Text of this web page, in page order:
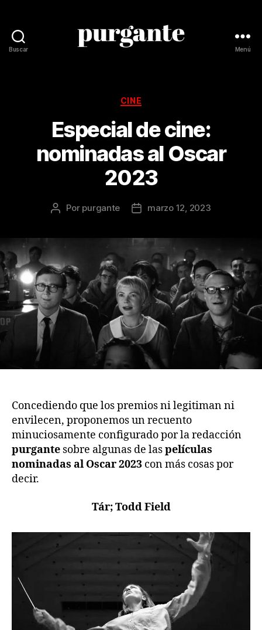
Buscar Menú
Categorías
CINE
Especial de cine:
nominadas al Oscar
2023
Autor
Por purgante
Fecha
publicación
marzo 12, 2023
Concediendo que los premios ni legitiman ni
envilecen, proponemos un recuento
minuciosamente configurado por la redacción
purgante sobre algunas de laspelículas
nominadas al Oscar 2023 con más cosas por
decir.
Tár; Todd Field